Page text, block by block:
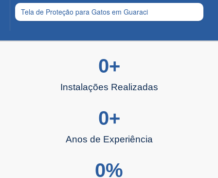
Tela de Proteção para Gatos em Guaraci
Instalações Realizadas
0+
Anos de Experiência
0+
0%